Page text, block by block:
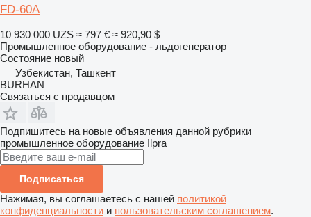
FD-60A
10 930 000 UZS ≈ 797 € ≈ 920,90 $
Промышленное оборудование - льдогенератор
Состояние новый
Узбекистан, Ташкент
BURHAN
Связаться с продавцом
Подпишитесь на новые объявления данной рубрики
промышленное оборудование Ilpra
Подписаться
Нажимая, вы соглашаетесь с нашей политикой
конфиденциальности и пользовательским соглашением.